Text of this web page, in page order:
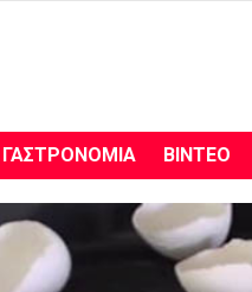
ΓΑΣΤΡΟΝΟΜΊΑ ΒΊΝΤΕΟ